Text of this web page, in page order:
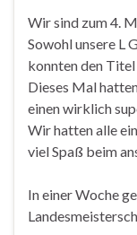
Wir sind zum 4.
Sowohl unsere L
konnten den Titel
Dieses Mal
einen wirklich
Wir hatten alle
viel Spaß beim
In einer Woche